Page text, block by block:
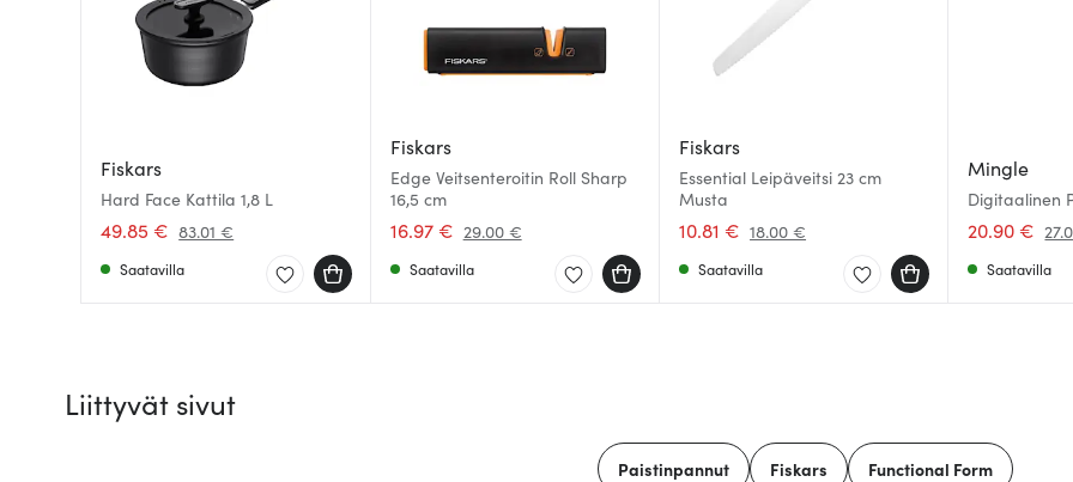
Fiskars
Hard Face Kattila 1,8 L
49.85 € 83.01 €
Saatavilla
Fiskars
Edge Veitsenteroitin Roll Sharp
16,5 cm
16.97 € 29.00 €
Saatavilla
Fiskars
Essential Leipäveitsi 23 cm
Musta
10.81 € 18.00 €
Saatavilla
Mingle
Digitaalinen
20.90 €
Saatavilla
Liittyvät sivut
Paistinpannut Fiskars Functional Form